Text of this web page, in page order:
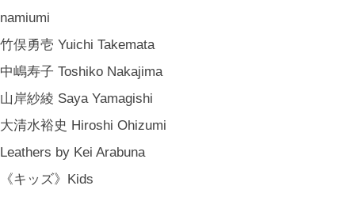
namiumi
竹俣勇壱 Yuichi Takemata
中嶋寿子 Toshiko Nakajima
山岸紗綾 Saya Yamagishi
大清水裕史 Hiroshi Ohizumi
Leathers by Kei Arabuna
《キッズ》Kids